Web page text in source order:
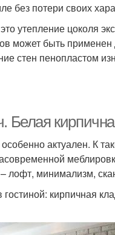
без потери своих
утепление цоколя
может быть применен
стен пенопластом
актуален. К
минимализм,
кирпичная